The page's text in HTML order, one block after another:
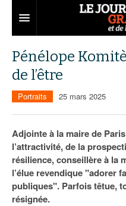
Grand Paris
Territoires
Aménagement
Institutions
Services urbains
Entreprises
Emploi
Attractivité
Innovation
75
77
78
Carnet
Nominations
Portraits
Les Assises du Grand
Éditions précédentes
Le podcast
Pénélope
de l’être
Portraits 25 mars 2025
Adjointe à la maire de
l’attractivité, de la
résilience, conseillère à la
l’élue revendique "adorer
publiques". Parfois têtue,
résignée.